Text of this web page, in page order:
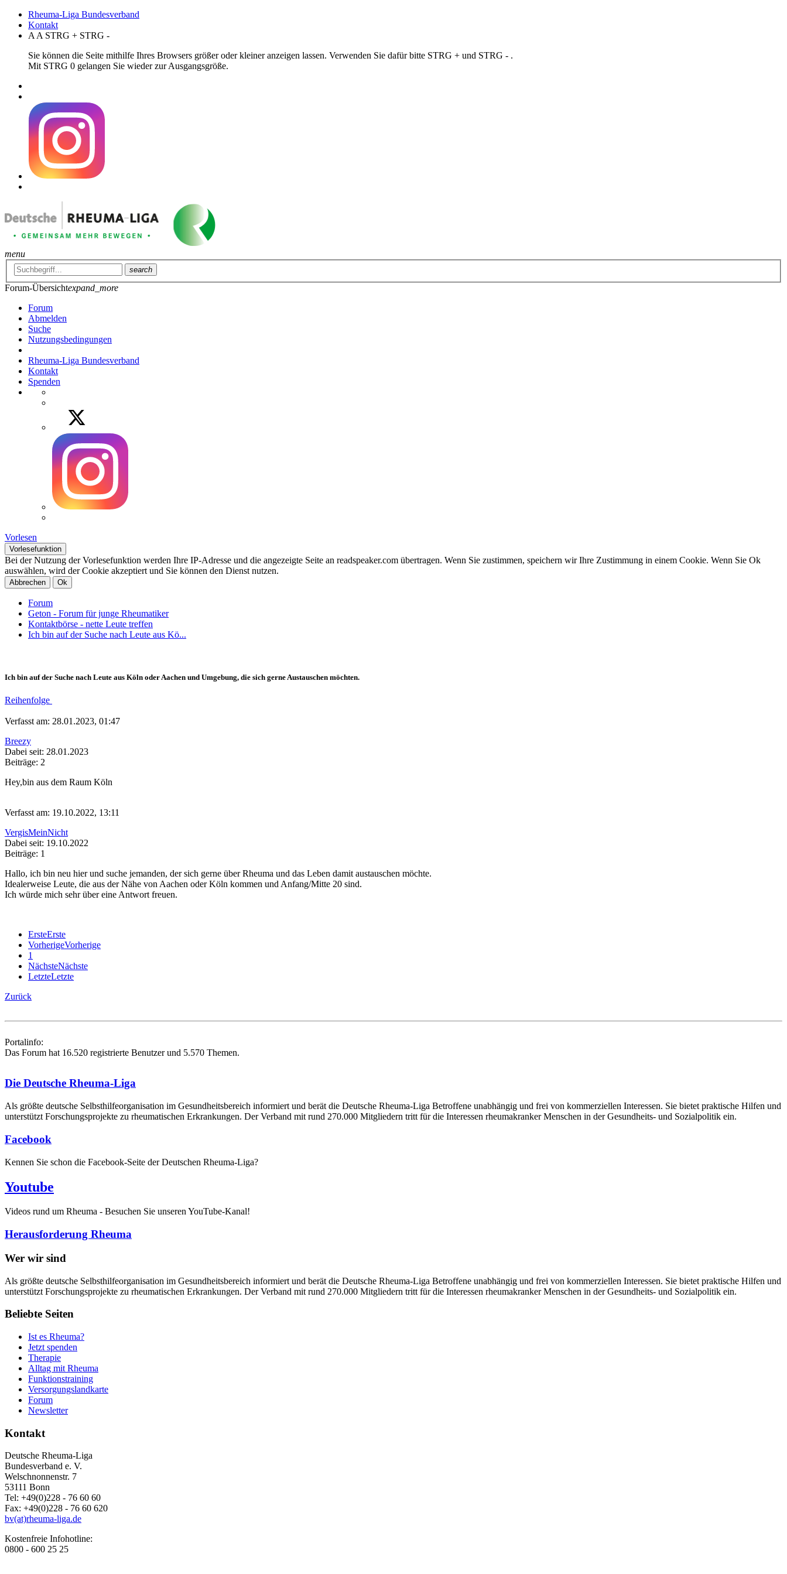
Rheuma-Liga Bundesverband
Kontakt
A A STRG + STRG -
Sie können die Seite mithilfe Ihres Browsers größer oder kleiner anzeigen lassen. Verwenden Sie dafür bitte STRG + und STRG - .
Mit STRG 0 gelangen Sie wieder zur Ausgangsgröße.
menu
search
Forum-Übersichtexpand_more
Forum
Abmelden
Suche
Nutzungsbedingungen
Rheuma-Liga Bundesverband
Kontakt
Spenden
Vorlesen
Vorlesefunktion
Bei der Nutzung der Vorlesefunktion werden Ihre IP-Adresse und die angezeigte Seite an readspeaker.com übertragen. Wenn Sie zustimmen, speichern wir Ihre Zustimmung in einem Cookie. Wenn Sie Ok
auswählen, wird der Cookie akzeptiert und Sie können den Dienst nutzen.
Abbrechen Ok
Forum
Geton - Forum für junge Rheumatiker
Kontaktbörse - nette Leute treffen
Ich bin auf der Suche nach Leute aus Kö...
Ich bin auf der Suche nach Leute aus Köln oder Aachen und Umgebung, die sich gerne Austauschen möchten.
Reihenfolge
Verfasst am: 28.01.2023, 01:47
Breezy
Dabei seit: 28.01.2023
Beiträge: 2
Hey,bin aus dem Raum Köln
Verfasst am: 19.10.2022, 13:11
VergisMeinNicht
Dabei seit: 19.10.2022
Beiträge: 1
Hallo, ich bin neu hier und suche jemanden, der sich gerne über Rheuma und das Leben damit austauschen möchte.
Idealerweise Leute, die aus der Nähe von Aachen oder Köln kommen und Anfang/Mitte 20 sind.
Ich würde mich sehr über eine Antwort freuen.
ErsteErste
VorherigeVorherige
1
NächsteNächste
LetzteLetzte
Zurück
Portalinfo:
Das Forum hat 16.520 registrierte Benutzer und 5.570 Themen.
Die Deutsche Rheuma-Liga
Als größte deutsche Selbsthilfe­organisation im Gesundheitsbereich informiert und berät die Deutsche Rheuma-Liga Betroffene unabhängig und frei von kommerziellen Interessen. Sie bietet praktische Hilfen und
unterstützt Forschungsprojekte zu rheumatischen Erkrankungen. Der Verband mit rund 270.000 Mitgliedern tritt für die Interessen rheumakranker Menschen in der Gesundheits- und Sozialpolitik ein.
Facebook
Kennen Sie schon die Facebook-Seite der Deutschen Rheuma-Liga?
Youtube
Videos rund um Rheuma - Besuchen Sie unseren YouTube-Kanal!
Herausforderung Rheuma
Wer wir sind
Als größte deutsche Selbsthilfeorganisation im Gesundheitsbereich informiert und berät die Deutsche Rheuma-Liga Betroffene unabhängig und frei von kommerziellen Interessen. Sie bietet praktische Hilfen und
unterstützt Forschungsprojekte zu rheumatischen Erkrankungen. Der Verband mit rund 270.000 Mitgliedern tritt für die Interessen rheumakranker Menschen in der Gesundheits- und Sozialpolitik ein.
Beliebte Seiten
Ist es Rheuma?
Jetzt spenden
Therapie
Alltag mit Rheuma
Funktionstraining
Versorgungslandkarte
Forum
Newsletter
Kontakt
Deutsche Rheuma-Liga
Bundesverband e. V.
Welschnonnenstr. 7
53111 Bonn
Tel: +49(0)228 - 76 60 60
Fax: +49(0)228 - 76 60 620
bv(at)rheuma-liga.de
Kostenfreie Infohotline:
0800 - 600 25 25